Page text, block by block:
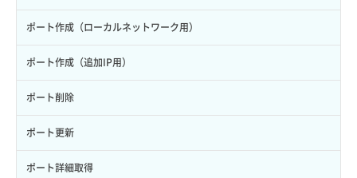
サーバー再構築（OS再インストール）
サーバー利用状況グラフ（CPU）
サーバー利用状況グラフ（ディスクIO）
サーバー利用状況グラフ（トラフィック）
サーバー削除
ポート作成（ローカルネットワーク用）
ポート作成（追加IP用）
ポート削除
ポート更新
ポート詳細取得